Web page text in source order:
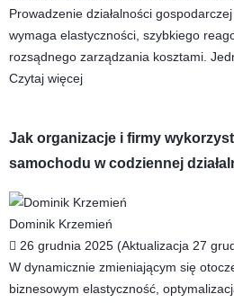
Prowadzenie działalności
wymaga elastyczności, szybkiego
rozsądnego zarządzania kosztami.
Czytaj więcej
Jak organizacje i firmy
samochodu w codziennej
Dominik Krzemień
26 grudnia 2025 (Aktualizacja 27
W dynamicznie zmieniającym się
biznesowym elastyczność,